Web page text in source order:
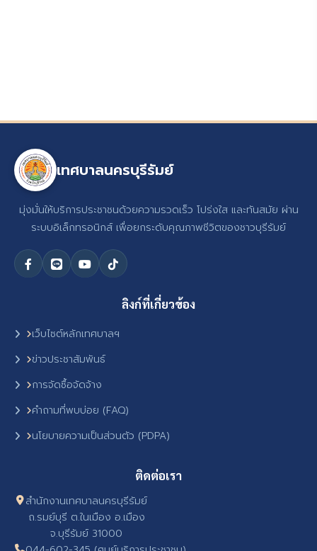
เทศบาลนครบุรีรัมย์
มุ่งมั่นให้บริการประชาชนด้วยความรวดเร็ว โปร่งใส และทันสมัย ผ่าน
ระบบอิเล็กทรอนิกส์ เพื่อยกระดับคุณภาพชีวิตของชาวบุรีรัมย์
ลิงก์ที่เกี่ยวข้อง
เว็บไซต์หลักเทศบาลฯ
ข่าวประชาสัมพันธ์
การจัดซื้อจัดจ้าง
คำถามที่พบบ่อย (FAQ)
นโยบายความเป็นส่วนตัว (PDPA)
ติดต่อเรา
สำนักงานเทศบาลนครบุรีรัมย์
ถ.รมย์บุรี ต.ในเมือง อ.เมือง
จ.บุรีรัมย์ 31000